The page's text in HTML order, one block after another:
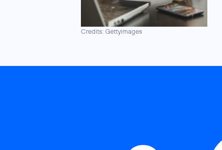
Credits: Gettyimages